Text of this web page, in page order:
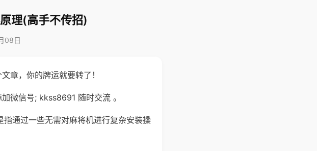
理(高手不传招)
08日
章，你的牌运就要转了！
微信号; kkss8691 随时交流 。
通过一些无需对麻将机进行复杂安装操